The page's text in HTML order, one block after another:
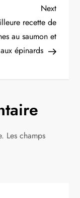
Next
Post
Next
recette de
au saumon et
aux épinards
Les champs